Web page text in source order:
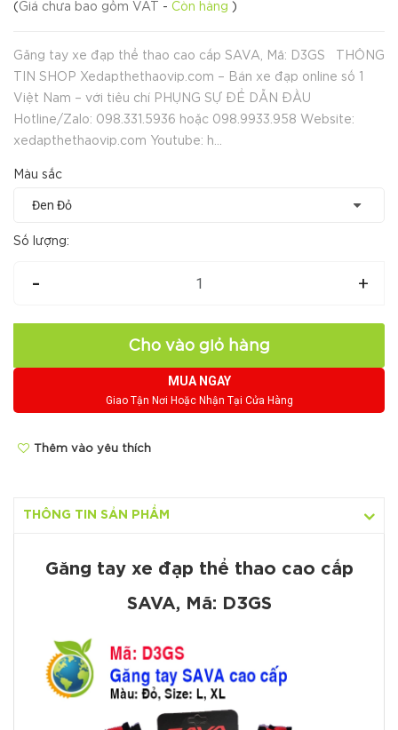
( Giá chưa bao gồm VAT - Còn hàng )
Găng tay xe đạp thể thao cao cấp SAVA, Mã: D3GS THÔNG
TIN SHOP Xedapthethaovip.com – Bán xe đạp online số 1
Việt Nam – với tiêu chí PHỤNG SỰ ĐỂ DẪN ĐẦU
Hotline/Zalo: 098.331.5936 hoặc 098.9933.958 Website:
xedapthethaovip.com Youtube: h...
Màu sắc
Số lượng:
- +
Cho vào giỏ hàng
MUA NGAY
Giao Tận Nơi Hoặc Nhận Tại Cửa Hàng
Thêm vào yêu thích
THÔNG TIN SẢN PHẨM
Găng tay xe đạp thể thao cao cấp
SAVA, Mã: D3GS